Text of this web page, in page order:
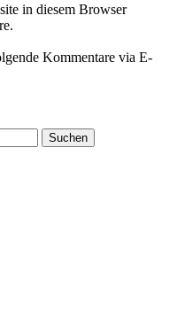
in diesem Browser
Kommentare via E-